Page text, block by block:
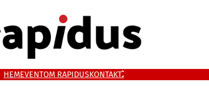
HEMEVENTOM RAPIDUSKONTAKT